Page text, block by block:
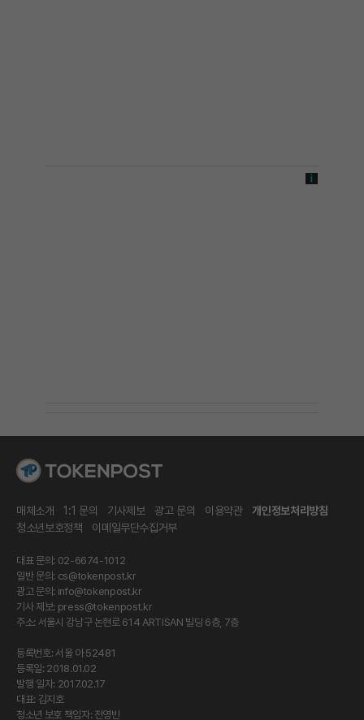
매체소개 1:1 문의 기사제보 광고 문의 이용약관
개인정보처리방침
청소년보호정책
이메일무단수집거부
대표 문의: 02-6674-1012
일반 문의: cs@tokenpost.kr
광고 문의: info@tokenpost.kr
기사 제보: press@tokenpost.kr
주소: 서울시 강남구 논현로 614 ARTISAN 빌딩 6층, 7층
등록번호: 서울 아 52481
등록일: 2018.01.02
발행 일자: 2017.02.17
대표: 김지호
청소년 보호 책임자: 전영빈